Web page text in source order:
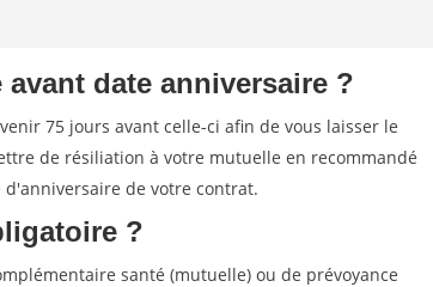
date anniversaire ?
75 jours avant celle-ci afin de vous laisser le
de résiliation à votre mutuelle en recommandé
de votre contrat.
?
santé (mutuelle) ou de prévoyance